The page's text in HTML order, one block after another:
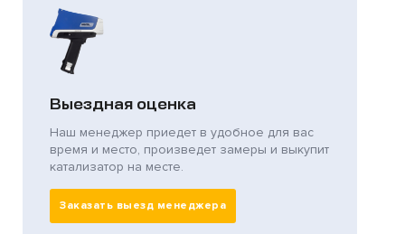
Выездная оценка
Наш менеджер приедет в удобное для вас
время и место, произведет замеры и выкупит
катализатор на месте.
Заказать выезд менеджера